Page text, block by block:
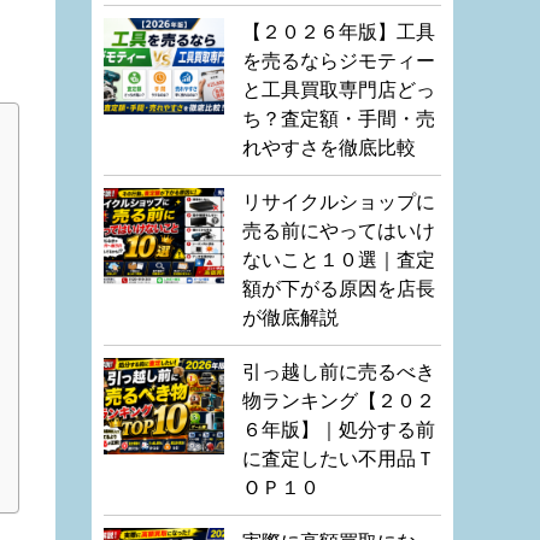
【２０２６年版】工具
を売るならジモティー
と工具買取専門店どっ
ち？査定額・手間・売
れやすさを徹底比較
リサイクルショップに
売る前にやってはいけ
ないこと１０選｜査定
額が下がる原因を店長
が徹底解説
引っ越し前に売るべき
物ランキング【２０２
６年版】｜処分する前
に査定したい不用品Ｔ
ＯＰ１０